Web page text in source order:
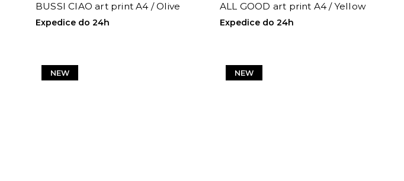
BUSSI CIAO art print A4 / Olive
Expedice do 24h
ALL GOOD art print A4 / Yellow
Expedice do 24h
NEW NEW